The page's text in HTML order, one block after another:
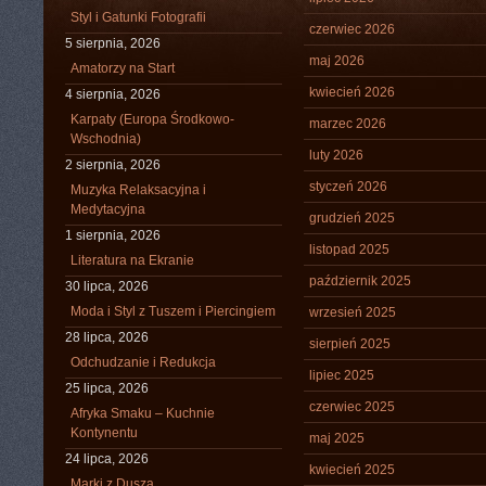
Styl i Gatunki Fotografii
5 sierpnia, 2026
Amatorzy na Start
4 sierpnia, 2026
Karpaty (Europa Środkowo-
Wschodnia)
2 sierpnia, 2026
Muzyka Relaksacyjna i
Medytacyjna
1 sierpnia, 2026
Literatura na Ekranie
30 lipca, 2026
Moda i Styl z Tuszem i Piercingiem
28 lipca, 2026
Odchudzanie i Redukcja
25 lipca, 2026
Afryka Smaku – Kuchnie
Kontynentu
24 lipca, 2026
czerwiec 2026
maj 2026
kwiecień 2026
marzec 2026
luty 2026
styczeń 2026
grudzień 2025
listopad 2025
październik 2025
wrzesień 2025
sierpień 2025
lipiec 2025
czerwiec 2025
maj 2025
kwiecień 2025